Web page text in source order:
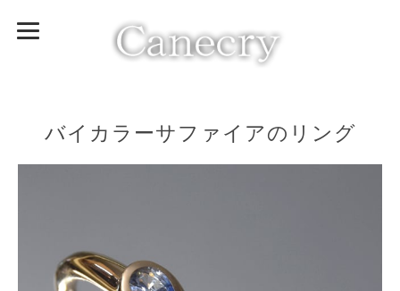
バイカラーサファイアのリング